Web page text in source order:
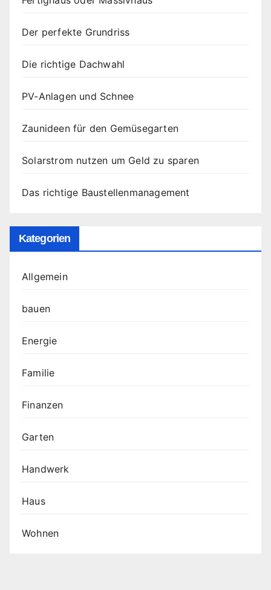
Der perfekte Grundriss
Die richtige Dachwahl
PV-Anlagen und Schnee
Zaunideen für den Gemüsegarten
Solarstrom nutzen um Geld zu sparen
Das richtige Baustellenmanagement
Kategorien
Allgemein
bauen
Energie
Familie
Finanzen
Garten
Handwerk
Haus
Wohnen